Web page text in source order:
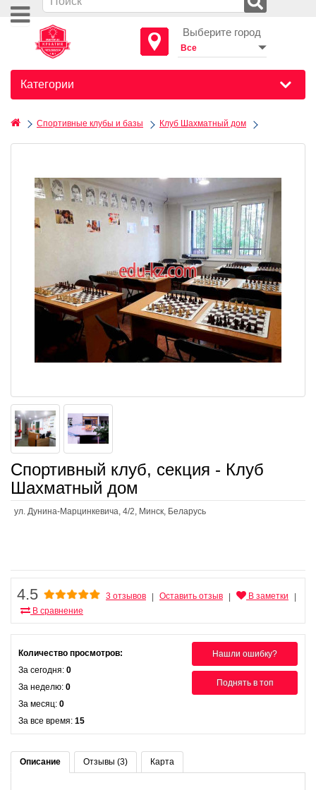
Выберите город
Категории
Спортивные клубы и базы Клуб Шахматный дом
Спортивный клуб, секция - Клуб
Шахматный дом
ул. Дунина-Марцинкевича, 4/2, Минск, Беларусь
4.5 3 отзывов Оставить отзыв В заметки
В сравнение
Нашли ошибку?
Поднять в топ
Количество просмотров:
За сегодня: 0
За неделю: 0
За месяц: 0
За все время: 15
Описание Отзывы (3) Карта